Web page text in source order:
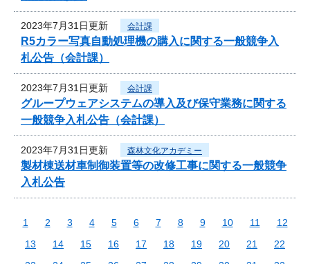
2023年7月31日更新 会計課
R5カラー写真自動処理機の購入に関する一般競争入
札公告（会計課）
2023年7月31日更新 会計課
グループウェアシステムの導入及び保守業務に関する
一般競争入札公告（会計課）
2023年7月31日更新 森林文化アカデミー
製材棟送材車制御装置等の改修工事に関する一般競争
入札公告
1 2 3 4 5 6 7 8 9 10 11
12
13
14 15 16 17 18 19 20 21
22